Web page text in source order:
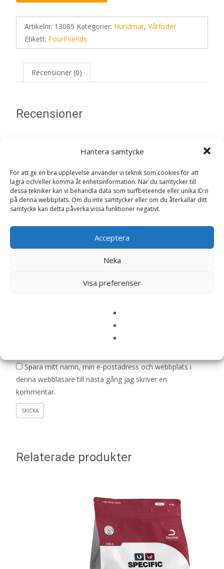
Hantera samtycke
För att ge en bra upplevelse använder vi teknik som cookies för att
lagra och/eller komma åt enhetsinformation. När du samtycker till
dessa tekniker kan vi behandla data som surfbeteende eller unika ID:n
på denna webbplats. Om du inte samtycker eller om du återkallar ditt
samtycke kan detta påverka vissa funktioner negativt.
Acceptera
Neka
Visa preferenser
Artikelnr: 13085 Kategorier: Hundmat, Våtfoder
Etikett: FourFriends
Recensioner (0)
Recensioner
Lamb & Rice Våtfoder för hund – 6 st x
400 g – FourFriends”
Din e-postadress kommer inte publiceras. Obligatoriska fält
är märkta *
Spara mitt namn, min e-postadress och webbplats i
denna webbläsare till nästa gång jag skriver en
kommentar.
Relaterade produkter